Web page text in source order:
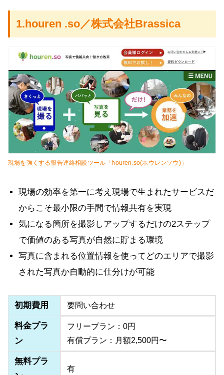
1.houren .so／株式会社Brassica
現場を強くする報告連絡相談ツール「houren.so(ホウレンソウ)」
現場の効率を第一に考え現場で生まれたサービスだ
からこそ最小限の手間で情報共有を実現
気になる箇所を撮影しアップするだけの2ステップ
で価値のある写真が自然に貯まる環境
写真に含まれる位置情報を使ってどのエリアで撮影
された写真か自動的に仕分けが可能
初期費用 要問い合わせ
料金プラ
ン
フリープラン：0円
有償プラン：月額2,500円〜
無料プラ
有